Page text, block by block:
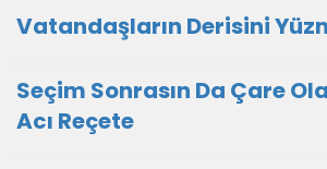
Vatandaşların Derisini
Seçim Sonrasın Da Çare
Acı Reçete